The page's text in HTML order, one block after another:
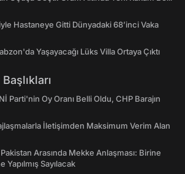
Hastaneye Gitti Dünyadaki 68’inci Vaka
Yaşayacağı Lüks Villa Ortaya Çıktı
Parti'nin Oy Oranı Belli Oldu, CHP Barajın
İletişimden Maksimum Verim Alan
Arasında Mekke Anlaşması: Birine
Yapılmış Sayılacak